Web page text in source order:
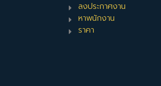
ลงประกาศงาน
หาพนักงาน
ราคา